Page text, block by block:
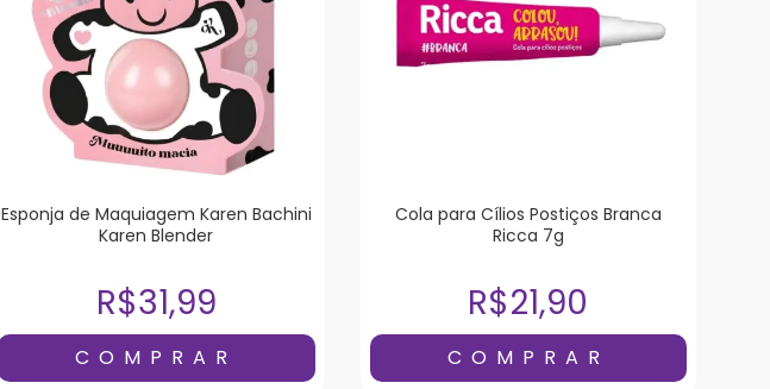
Esponja de Maquiagem Karen Bachini
Karen Blender
R$31,99
Cola para Cílios Postiços Branca
Ricca 7g
R$21,90